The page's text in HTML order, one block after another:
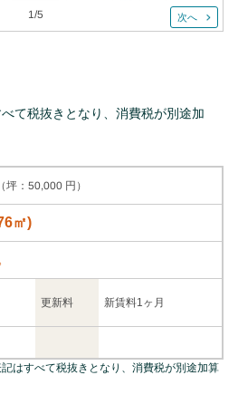
1/5 次へ
て税抜きとなり、消費税が別途加
（坪：50,000 円）
㎡)
更新料 新賃料1ヶ月
はすべて税抜きとなり、消費税が別途加算